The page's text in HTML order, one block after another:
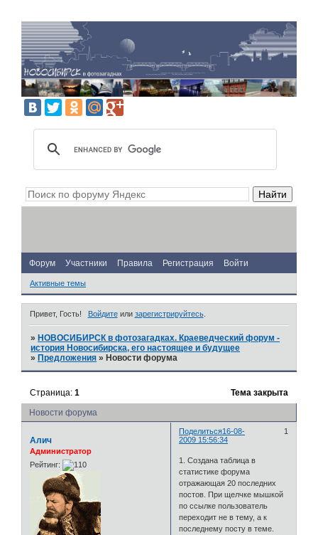
Форум Участники Правила Регистрация Войти
Активные темы
Привет, Гость! Войдитеили зарегистрируйтесь.
» НОВОСИБИРСК в фотозагадках. Краеведческий форум -
история Новосибирска, его настоящее и будущее
» Предложения » Новости форума
Новости форума
Страница:1 Тема закрыта
Поделиться 1
16-08-
2009 15:56:34
Алич
Администратор
Рейтинг:
1. Создана таблица в
статистике форума
отражающая 20 последних
постов. При щелчке мышкой
по ссылке пользователь
переходит не в тему, а к
последнему посту в теме.